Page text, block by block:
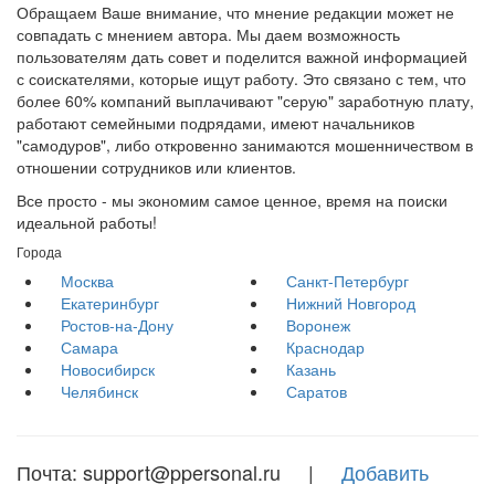
Обращаем Ваше внимание, что мнение редакции может не
совпадать с мнением автора. Мы даем возможность
пользователям дать совет и поделится важной информацией
с соискателями, которые ищут работу. Это связано с тем, что
более 60% компаний выплачивают "серую" заработную плату,
работают семейными подрядами, имеют начальников
"самодуров", либо откровенно занимаются мошенничеством в
отношении сотрудников или клиентов.
Все просто - мы экономим самое ценное, время на поиски
идеальной работы!
Города
Москва
Санкт-Петербург
Екатеринбург
Нижний Новгород
Ростов-на-Дону
Воронеж
Самара
Краснодар
Новосибирск
Казань
Челябинск
Саратов
Почта: support@ppersonal.ru | Добавить